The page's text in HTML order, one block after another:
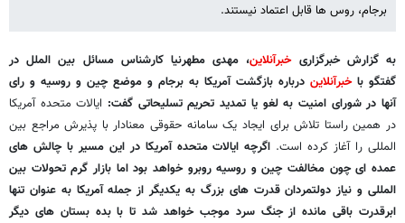
برجام، روس ها قابل اعتماد نیستند.
به گزارش خبرگزاریخبرآنلاین، مهدی مطهرنیا کارشناس مسائل بین الملل در
گفتگو باخبرآنلاین درباره بازگشت آمریکا به برجام و موضع چین و روسیه و رای
آنها در شورای امنیت به لغو یا تمدید تحریم تسلیحاتی گفت: ایالات متحده آمریکا
در همین راستا تلاش برای ایجاد یک سامانه حقوقی معنادار با پذیرش مراجع بین
المللی را آغاز کرده است. اگرچه ایالات متحده آمریکا در این مسیر با چالش های
عمده ای چون مخالفت چین و روسیه روبرو خواهد بود اما بازار گرم تحولات بین
المللی و نیاز دولتمردان قدرت های بزرگ به یکدیگر از جمله آمریکا به عنوان تنها
ابرقدرت باقی مانده از جنگ سرد موجب خواهد شد تا با بده بستان های دیگر